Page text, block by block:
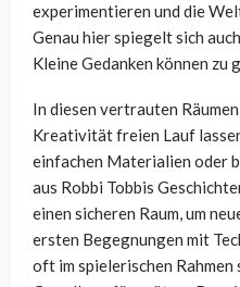
experimentieren und die
Genau hier spiegelt sich
Kleine Gedanken können
In diesen vertrauten
Kreativität freien Lauf
einfachen Materialien oder
aus Robbi Tobbis
einen sicheren Raum, um
ersten Begegnungen mit
oft im spielerischen